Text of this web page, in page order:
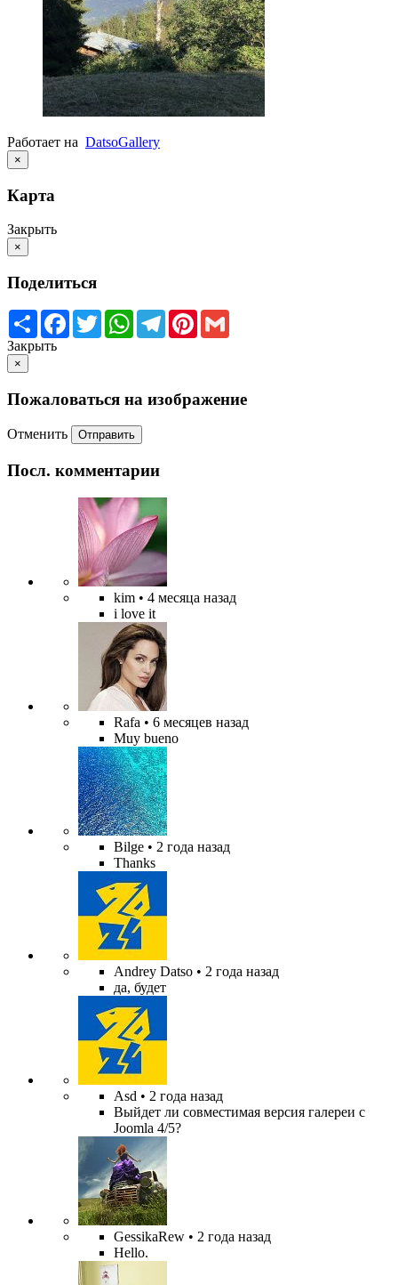
Работает на DatsoGallery
×
Карта
Закрыть
×
Поделиться
Share Facebook
TwitterWhatsApp
TelegramPinterest
Закрыть
×
Пожаловаться на изображение
Отменить Отправить
Посл. комментарии
kim • 4 месяца назад
i love it
Rafa • 6 месяцев назад
Muy bueno
Bilge • 2 года назад
Thanks
Andrey Datso • 2 года назад
да, будет
Asd • 2 года назад
Выйдет ли совместимая версия галереи с
Joomla 4/5?
GessikaRew • 2 года назад
Hello.